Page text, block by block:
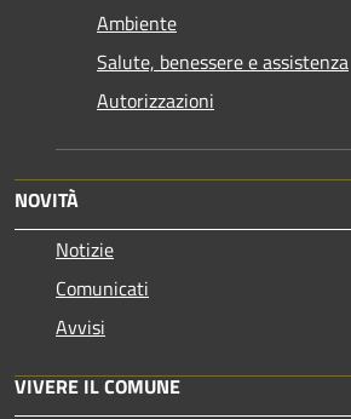
Ambiente
Salute, benessere e assistenza
Autorizzazioni
NOVITÀ
Notizie
Comunicati
Avvisi
VIVERE IL COMUNE